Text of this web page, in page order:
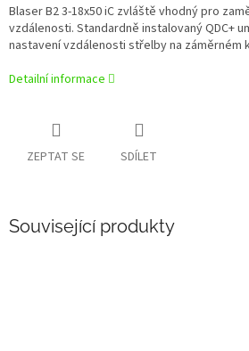
Blaser B2 3-18x50 iC zvláště vhodný pro
vzdálenosti. Standardně instalovaný QDC+
nastavení vzdálenosti střelby na záměrném
Detailní informace
ZEPTAT SE SDÍLET
Související produkty